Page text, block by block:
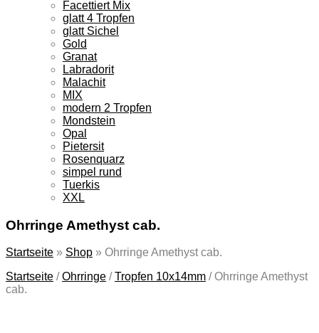
Facettiert Mix
glatt 4 Tropfen
glatt Sichel
Gold
Granat
Labradorit
Malachit
MIX
modern 2 Tropfen
Mondstein
Opal
Pietersit
Rosenquarz
simpel rund
Tuerkis
XXL
Ohrringe Amethyst cab.
Startseite » Shop » Ohrringe Amethyst cab.
Startseite /Ohrringe /Tropfen 10x14mm /Ohrringe Amethyst
cab.